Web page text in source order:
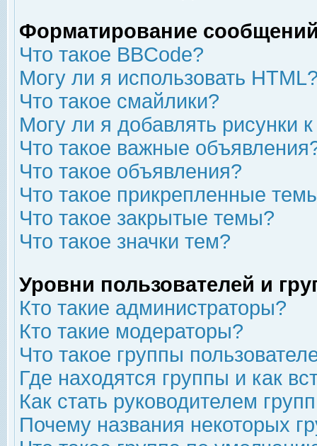
Форматирование
Что такое BBCode?
Могу ли я использовать
Что такое смайлики?
Могу ли я добавлять рисунки
Что такое важные
Что такое объявления?
Что такое прикрепленные
Что такое закрытые темы?
Что такое значки тем?
Уровни пользователей и
Кто такие администраторы?
Кто такие модераторы?
Что такое группы
Где находятся группы и как
Как стать руководителем
Почему названия некоторых